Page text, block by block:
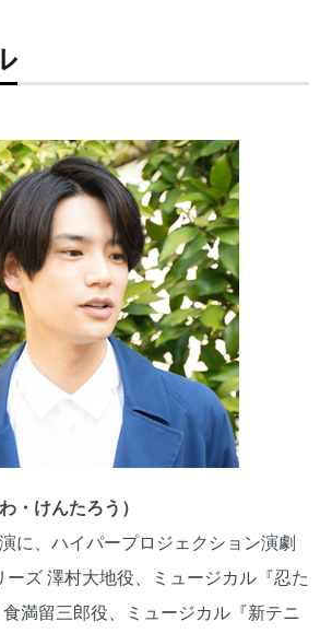
・けんたろう）
に、ハイパープロジェクション演劇
ーズ 澤村大地役、ミュージカル『忍た
満留三郎役、ミュージカル『新テニ